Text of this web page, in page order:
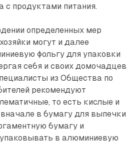
с продуктами питания.
определенных мер
могут и далее
фольгу для упаковки
себя и своих домочадцев
из Общества по
рекомендуют
то есть кислые и
в бумагу для выпечки
бумагу и
упаковывать в алюминиевую